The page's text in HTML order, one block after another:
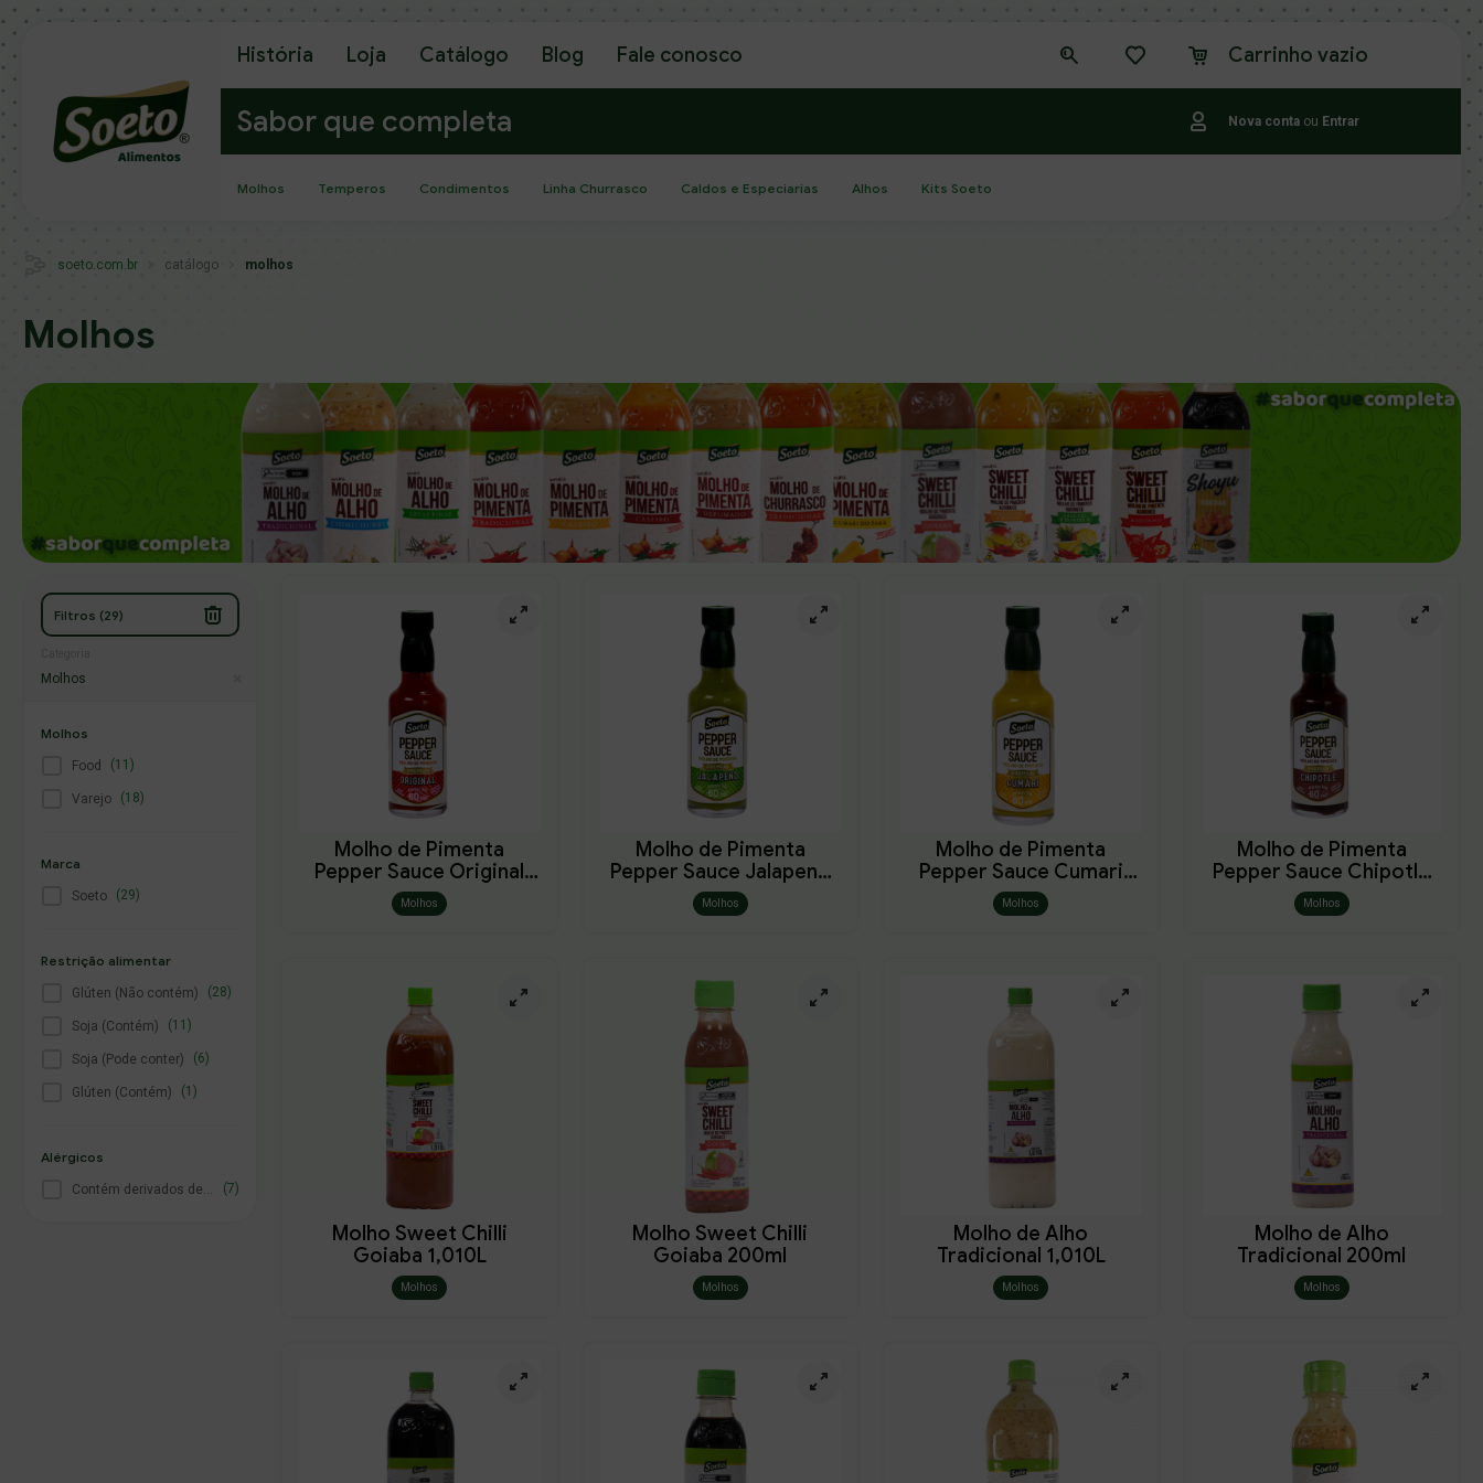
Sabor que completa
Carrinho vazio
História Loja Catálogo Blog Fale conosco
Nova conta ou Entrar
Molhos Temperos Condimentos Linha Churrasco Caldos e Especiarias Alhos Kits Soeto
soeto.com.br catálogo molhos
Molhos
Filtros (29)
Molhos
Molhos
Food (11)
Varejo (18)
Marca
Soeto (29)
Restrição alimentar
Glúten (Não contém) (28)
Soja (Contém) (11)
Soja (Pode conter) (6)
Glúten (Contém) (1)
Alérgicos
Contém derivados de soja (7)
Molho de Pimenta
Pepper Sauce Original
60ml
Molhos
Molho de Pimenta
Pepper Sauce Jalapeno
60ml
Molhos
Molho de Pimenta
Pepper Sauce Cumari
60ml
Molhos
Molho de Pimenta
Pepper Sauce Chipotle
60ml
Molhos
Molho Sweet Chilli
Goiaba 1,010L
Molhos
Molho Sweet Chilli
Goiaba 200ml
Molhos
Molho de Alho
Tradicional 1,010L
Molhos
Molho de Alho
Tradicional 200ml
Molhos
Endereço de Entrega